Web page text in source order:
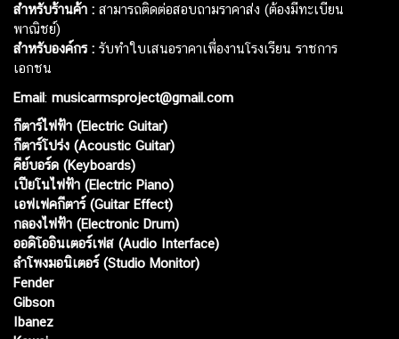
สำหรับร้านค้า : สามารถติดต่อสอบถามราคาส่ง (ต้องมีทะเบียน
พาณิชย์)
สำหรับองค์กร : รับทำใบเสนอราคาเพื่องานโรงเรียน ราชการ
เอกชน
Email: musicarmsproject@gmail.com
กีตาร์ไฟฟ้า (Electric Guitar)
กีตาร์โปร่ง (Acoustic Guitar)
คีย์บอร์ด (Keyboards)
เปียโนไฟฟ้า (Electric Piano)
เอฟเฟคกีตาร์ (Guitar Effect)
กลองไฟฟ้า (Electronic Drum)
ออดิโออินเตอร์เฟส (Audio Interface)
ลำโพงมอนิเตอร์ (Studio Monitor)
Fender
Gibson
Ibanez